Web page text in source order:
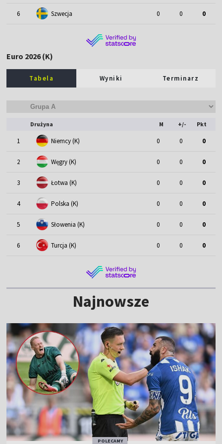
6 Szwecja 0 0 0
Euro 2026 (K)
Tabela Wyniki Terminarz
Drużyna M +/- Pkt
1 Niemcy (K) 0 0 0
2 Węgry (K) 0 0 0
3 Łotwa (K) 0 0 0
4 Polska (K) 0 0 0
5 Słowenia (K) 0 0 0
6 Turcja (K) 0 0 0
Najnowsze
POLECAMY